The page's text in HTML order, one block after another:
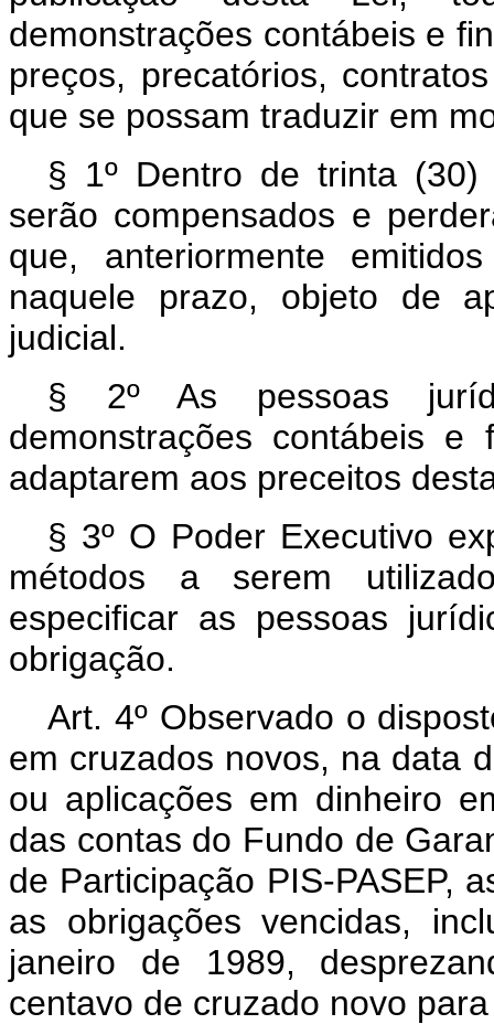
demonstrações contábeis e
preços, precatórios,
que se possam traduzir em
§ 1º Dentro de trinta
serão compensados e
que, anteriormente
naquele prazo, objeto de
judicial.
§ 2º As pessoas
demonstrações contábeis e
adaptarem aos preceitos
§ 3º O Poder Executivo
métodos a serem
especificar as pessoas
obrigação.
Art. 4º Observado o
em cruzados novos, na data
ou aplicações em dinheiro
das contas do Fundo de
de Participação PIS-PASEP,
as obrigações vencidas,
janeiro de 1989,
centavo de cruzado novo